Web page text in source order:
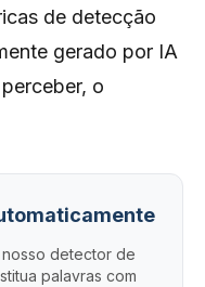
de detecção
gerado por IA
o
detector de
palavras com